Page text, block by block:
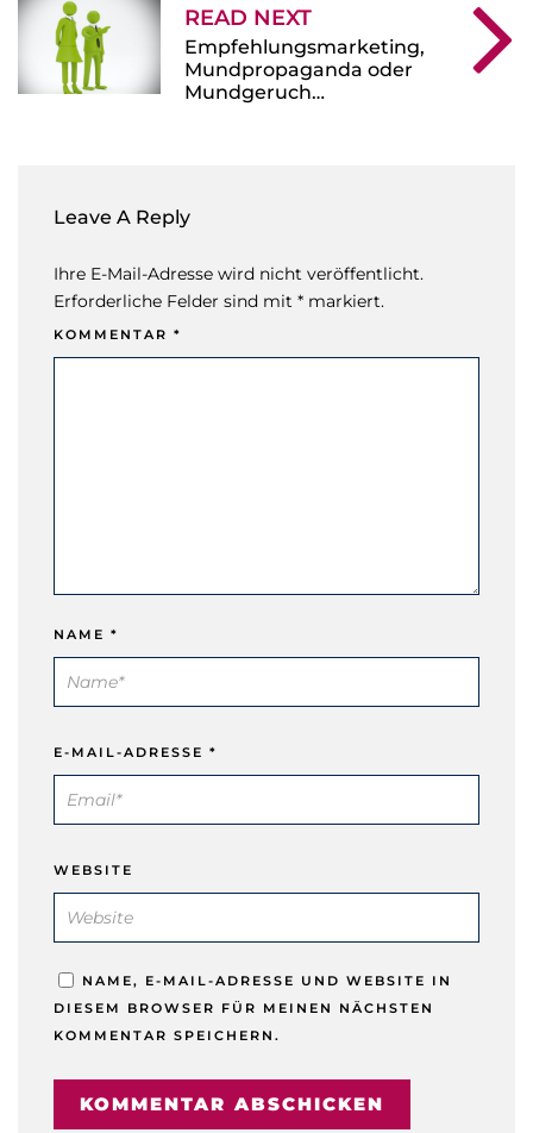
READ NEXT
Empfehlungsmarketing,
Mundpropaganda oder
Mundgeruch…
Leave A Reply
Ihre E-Mail-Adresse wird nicht veröffentlicht.
Erforderliche Felder sind mit * markiert.
KOMMENTAR *
NAME *
E-MAIL-ADRESSE *
WEBSITE
NAME, E-MAIL-ADRESSE UND WEBSITE IN
DIESEM BROWSER FÜR MEINEN NÄCHSTEN
KOMMENTAR SPEICHERN.